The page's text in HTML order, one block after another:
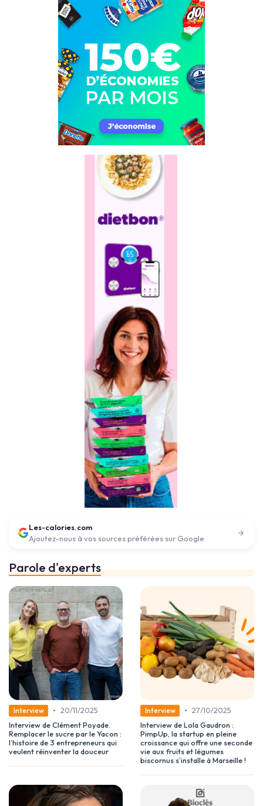
Les-calories.com
Ajoutez-nous à vos sources préférées sur Google
Parole d'experts
Interview • 20/11/2025
Interview de Clément Poyade.
Remplacer le sucre par le Yacon :
l’histoire de 3 entrepreneurs qui
veulent réinventer la douceur
Interview • 27/10/2025
Interview de Lola Gaudron :
PimpUp, la startup en pleine
croissance qui offre une seconde
vie aux fruits et légumes
biscornus s’installe à Marseille !